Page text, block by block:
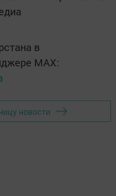
в
MАХ:
новости